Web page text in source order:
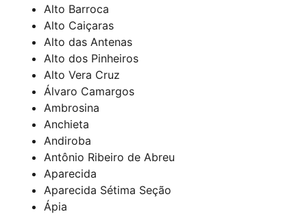
Alto Barroca
Alto Caiçaras
Alto das Antenas
Alto dos Pinheiros
Alto Vera Cruz
Álvaro Camargos
Ambrosina
Anchieta
Andiroba
Antônio Ribeiro de Abreu
Aparecida
Aparecida Sétima Seção
Ápia